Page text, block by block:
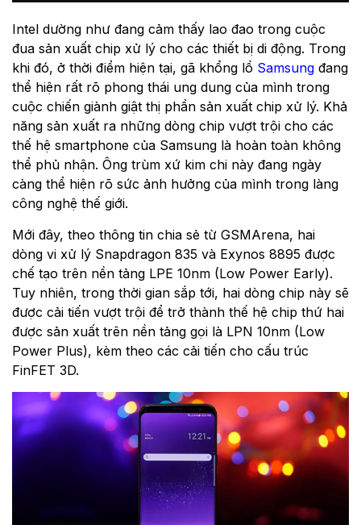
Intel dường như đang cảm thấy lao đao trong cuộc
đua sản xuất chip xử lý cho các thiết bị di động. Trong
khi đó, ở thời điểm hiện tại, gã khổng lồ Samsung đang
thể hiện rất rõ phong thái ung dung của mình trong
cuộc chiến giành giật thị phần sản xuất chip xử lý. Khả
năng sản xuất ra những dòng chip vượt trội cho các
thế hệ smartphone của Samsung là hoàn toàn không
thể phủ nhận. Ông trùm xứ kim chi này đang ngày
càng thể hiện rõ sức ảnh hưởng của mình trong làng
công nghệ thế giới.
Mới đây, theo thông tin chia sẻ từ GSMArena, hai
dòng vi xử lý Snapdragon 835 và Exynos 8895 được
chế tạo trên nền tảng LPE 10nm (Low Power Early).
Tuy nhiên, trong thời gian sắp tới, hai dòng chip này sẽ
được cải tiến vượt trội để trở thành thế hệ chip thứ hai
được sản xuất trên nền tảng gọi là LPN 10nm (Low
Power Plus), kèm theo các cải tiến cho cấu trúc
FinFET 3D.